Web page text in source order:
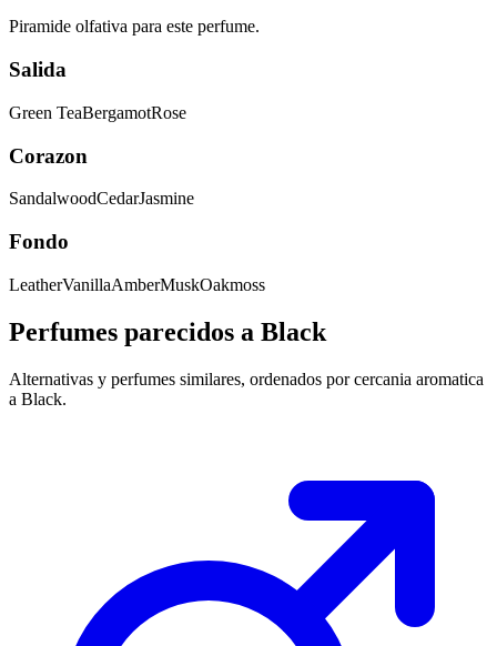
Piramide olfativa para este perfume.
Salida
Green TeaBergamotRose
Corazon
SandalwoodCedarJasmine
Fondo
LeatherVanillaAmberMuskOakmoss
Perfumes parecidos a Black
Alternativas y perfumes similares, ordenados por cercania aromatica
a Black.